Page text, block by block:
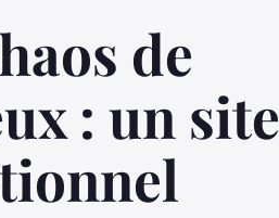
de
: un site